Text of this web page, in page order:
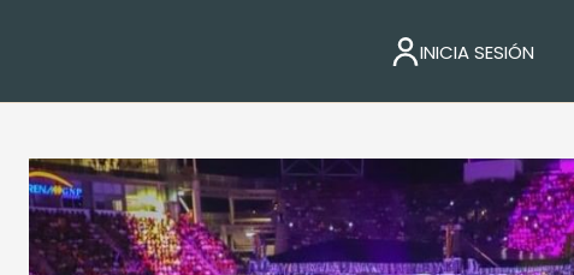
INICIA SESIÓN